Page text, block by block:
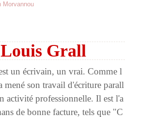
Morvannou
Grall
un écrivain, un vrai. Comme l
mené son travail d'écriture parall
activité professionnelle. Il est l'a
de bonne facture, tels que "C